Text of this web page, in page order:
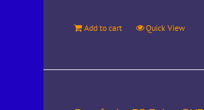
Add to cart Quick View